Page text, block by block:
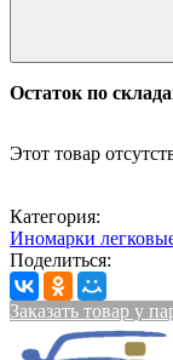
Остаток по
Этот товар
Категория:
Иномарки
Поделиться:
Заказать товар у